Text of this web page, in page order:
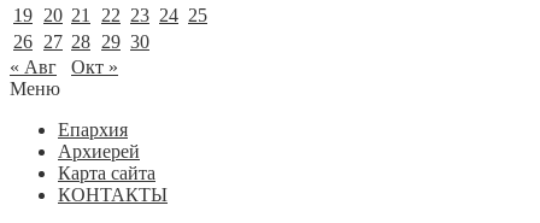
19 20 21 22 23 24 25
26 27 28 29 30
« Авг
Окт »
Меню
Епархия
Архиерей
Карта сайта
КОНТАКТЫ